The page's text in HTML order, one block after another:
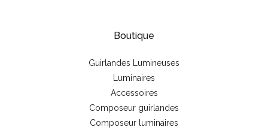
Boutique
Guirlandes Lumineuses
Luminaires
Accessoires
Composeur guirlandes
Composeur luminaires